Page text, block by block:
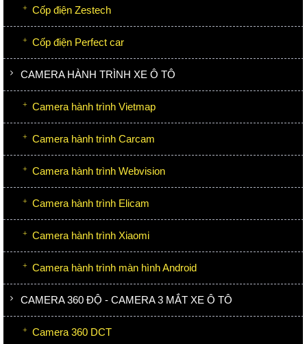
Cốp điện Zestech
Cốp điện Perfect car
CAMERA HÀNH TRÌNH XE Ô TÔ
Camera hành trình Vietmap
Camera hành trình Carcam
Camera hành trình Webvision
Camera hành trình Elicam
Camera hành trình Xiaomi
Camera hành trình màn hình Android
CAMERA 360 ĐỘ - CAMERA 3 MẮT XE Ô TÔ
Camera 360 DCT